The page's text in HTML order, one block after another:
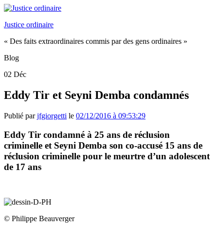
Justice ordinaire
« Des faits extraordinaires commis par des gens ordinaires »
Blog
02 Déc
Eddy Tir et Seyni Demba condamnés
Publié parjfgiorgetti le 02/12/2016 à 09:53:29
Eddy Tir condamné à 25 ans de réclusion
criminelle et Seyni Demba son co-accusé 15 ans de
réclusion criminelle pour le meurtre d’un adolescent
de 17 ans
© Philippe Beauverger